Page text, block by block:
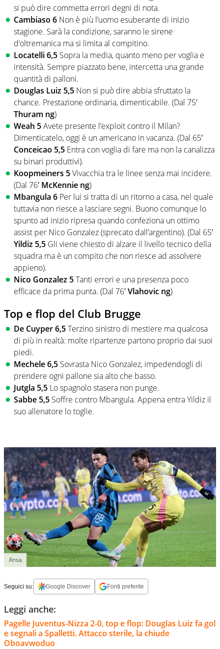
si può dire commetta errori degni di nota.
Cambiaso 6 Non è più l’uomo esuberante di inizio
stagione. Sarà la condizione, saranno le sirene
d’oltremanica ma si limita al compitino.
Locatelli 6,5 Sopra la media, quanto meno per voglia e
intensità. Sempre piazzato bene, intercetta una grande
quantità di palloni.
Douglas Luiz 5,5 Non si può dire abbia sfruttato la
chance. Prestazione ordinaria, dimenticabile. (Dal 75′
Thuram ng)
Weah 5Avete presente l’exploit contro il Milan?
Dimenticatelo, oggi è un americano in vacanza. (Dal 65′
Conceicao 5,5 Entra con voglia di fare ma non la canalizza
su binari produttivi).
Koopmeiners 5Vivacchia tra le linee senza mai incidere.
(Dal 76′ McKennie ng)
Mbangula 6 Per lui si tratta di un ritorno a casa, nel quale
tuttavia non riesce a lasciare segni. Buono comunque lo
spunto ad inizio ripresa quando confeziona un ottimo
assist per Nico Gonzalez (sprecato dall’argentino). (Dal 65′
Yildiz 5,5 Gli viene chiesto di alzare il livello tecnico della
squadra ma è un compito che non riesce ad assolvere
appieno).
Nico Gonzalez 5Tanti errori e una presenza poco
efficace da prima punta. (Dal 76′Vlahovic ng)
Top e flop del Club Brugge
De Cuyper 6,5Terzino sinistro di mestiere ma qualcosa
di più in realtà: molte ripartenze partono proprio dai suoi
piedi.
Mechele 6,5 Sovrasta Nico Gonzalez, impedendogli di
prendere ogni pallone sia alto che basso.
Jutgla 5,5 Lo spagnolo stasera non punge.
Sabbe 5,5 Soffre contro Mbangula. Appena entra Yildiz il
suo allenatore lo toglie.
Ansa
Seguici su: Google Discover Fonti preferite
Leggi anche:
Pagelle Juventus-Nizza 2-0, top e flop: Douglas Luiz fa gol
e segnali a Spalletti. Attacco sterile, la chiude
Oboavwoduo